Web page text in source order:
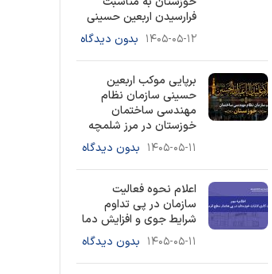
فرارسیدن اربعین حسینی
۱۴۰۵-۰۵-۱۲ بدون دیدگاه
برپایی موکب اربعین
حسینی سازمان نظام
مهندسی ساختمان
خوزستان در مرز شلمچه
۱۴۰۵-۰۵-۱۱ بدون دیدگاه
اعلام نحوه فعالیت
سازمان در پی تداوم
شرایط جوی و افزایش دما
۱۴۰۵-۰۵-۱۱ بدون دیدگاه